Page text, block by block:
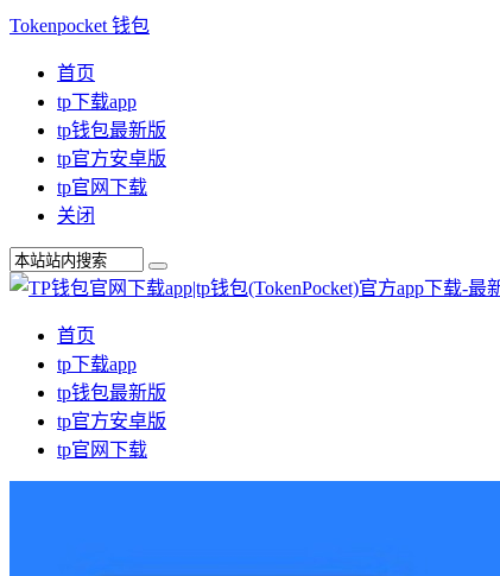
Tokenpocket 钱包
首页
tp下载app
tp钱包最新版
tp官方安卓版
tp官网下载
关闭
首页
tp下载app
tp钱包最新版
tp官方安卓版
tp官网下载